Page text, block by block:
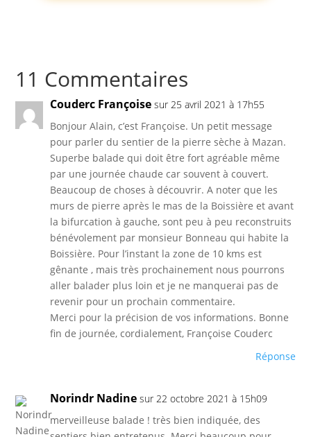
11 Commentaires
Couderc Françoise sur 25 avril 2021 à 17h55
Bonjour Alain, c’est Françoise. Un petit message
pour parler du sentier de la pierre sèche à Mazan.
Superbe balade qui doit être fort agréable même
par une journée chaude car souvent à couvert.
Beaucoup de choses à découvrir. A noter que les
murs de pierre après le mas de la Boissière et avant
la bifurcation à gauche, sont peu à peu reconstruits
bénévolement par monsieur Bonneau qui habite la
Boissière. Pour l’instant la zone de 10 kms est
gênante , mais très prochainement nous pourrons
aller balader plus loin et je ne manquerai pas de
revenir pour un prochain commentaire.
Merci pour la précision de vos informations. Bonne
fin de journée, cordialement, Françoise Couderc
Réponse
Norindr Nadine sur 22 octobre 2021 à 15h09
merveilleuse balade ! très bien indiquée, des